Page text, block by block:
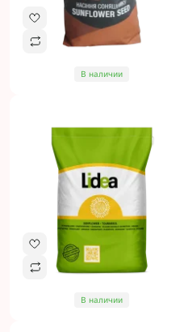
В наличии
В наличии